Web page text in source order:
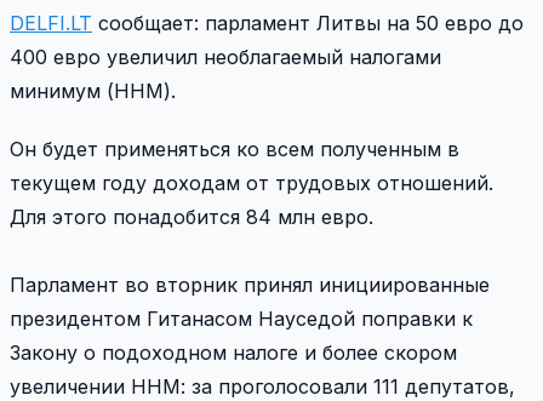
DELFI.LT сообщает: парламент Литвы на 50 евро до
400 евро увеличил необлагаемый налогами
минимум (ННМ).
Он будет применяться ко всем полученным в
текущем году доходам от трудовых отношений.
Для этого понадобится 84 млн евро.
Парламент во вторник принял инициированные
президентом Гитанасом Науседой поправки к
Закону о подоходном налоге и более скором
увеличении ННМ: за проголосовали 111 депутатов,